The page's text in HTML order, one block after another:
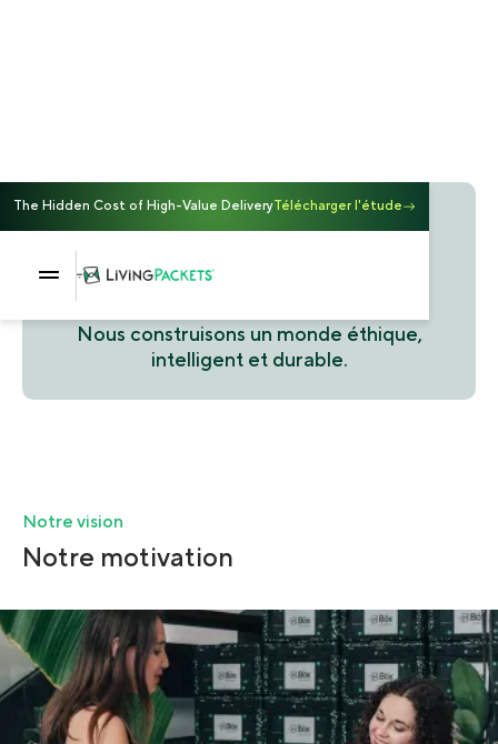
The Hidden Cost of High-Value DeliveryTélécharger l'étude
Nous sommes des
inventeurs
Nous construisons un monde éthique,
intelligent et durable.
Notre vision
Notre motivation